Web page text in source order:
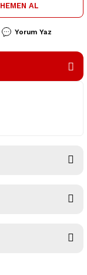
HEMEN AL
Yorum Yaz